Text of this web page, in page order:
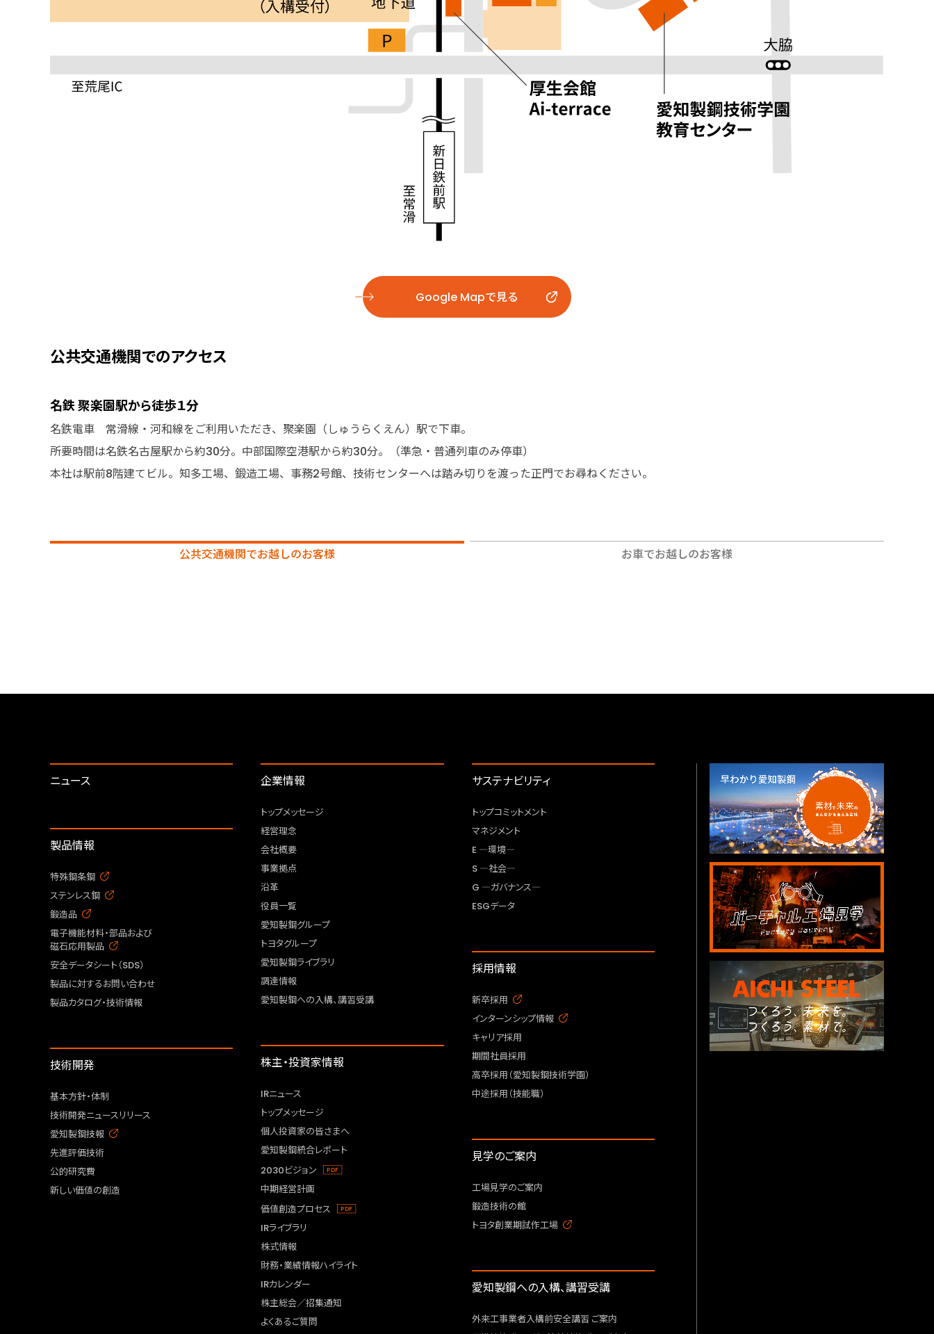
Google Mapで見る
公共交通機関でのアクセス
名鉄 聚楽園駅から徒歩１分
名鉄電車 常滑線・河和線をご利用いただき、聚楽園（しゅうらくえん）駅で下車。
所要時間は名鉄名古屋駅から約30分。中部国際空港駅から約30分。（準急・普通列車のみ停車）
本社は駅前8階建てビル。知多工場、鍛造工場、事務2号館、技術センターへは踏み切りを渡った正門でお尋ねください。
公共交通機関でお越しのお客様 お車でお越しのお客様
ニュース
製品情報
特殊鋼条鋼
ステンレス鋼
鍛造品
電子機能材料・部品および
磁石応用製品
安全データシート（SDS）
製品に対するお問い合わせ
製品カタログ・技術情報
技術開発
基本方針・体制
技術開発ニュースリリース
愛知製鋼技報
先進評価技術
公的研究費
新しい価値の創造
企業情報
トップメッセージ
経営理念
会社概要
事業拠点
沿革
役員一覧
愛知製鋼グループ
トヨタグループ
愛知製鋼ライブラリ
調達情報
愛知製鋼への入構、講習受講
株主・投資家情報
IRニュース
トップメッセージ
個人投資家の皆さまへ
愛知製鋼統合レポート
2030ビジョン
中期経営計画
価値創造プロセス
IRライブラリ
株式情報
財務・業績情報ハイライト
IRカレンダー
株主総会／招集通知
よくあるご質問
サステナビリティ
トップコミットメント
マネジメント
E ―環境―
S ―社会―
G ―ガバナンス―
ESGデータ
採用情報
新卒採用
インターンシップ情報
キャリア採用
期間社員採用
高卒採用（愛知製鋼技術学園）
中途採用（技能職）
見学のご案内
工場見学のご案内
鍛造技術の館
トヨタ創業期試作工場
愛知製鋼への入構、講習受講
外来工事業者入構前安全講習 ご案内